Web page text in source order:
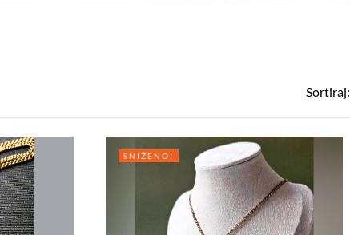
Sortiraj:
SNIŽENO!